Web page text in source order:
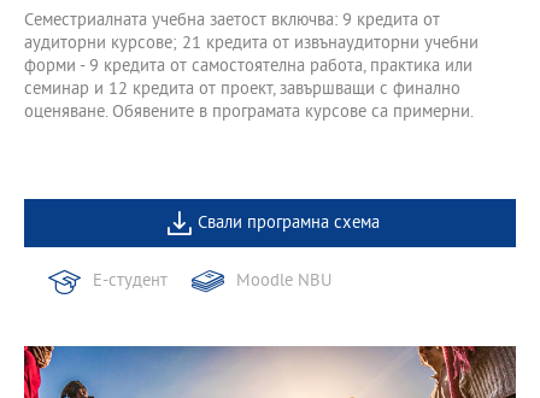
Семестриалната учебна заетост включва: 9 кредита от
аудиторни курсове; 21 кредита от извънаудиторни учебни
форми - 9 кредита от самостоятелна работа, практика или
семинар и 12 кредита от проект, завършващи с финално
оценяване. Обявените в програмата курсове са примерни.
Свали програмна схема
Е-студент Moodle NBU